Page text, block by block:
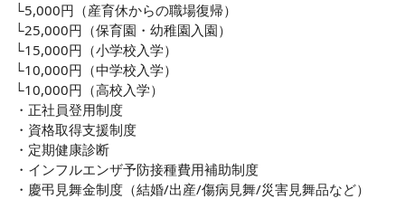
└5,000円（産育休からの職場復帰）
└25,000円（保育園・幼稚園入園）
└15,000円（小学校入学）
└10,000円（中学校入学）
└10,000円（高校入学）
・正社員登用制度
・資格取得支援制度
・定期健康診断
・インフルエンザ予防接種費用補助制度
・慶弔見舞金制度（結婚/出産/傷病見舞/災害見舞品など）